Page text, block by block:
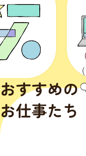
おすすめの
お仕事たち